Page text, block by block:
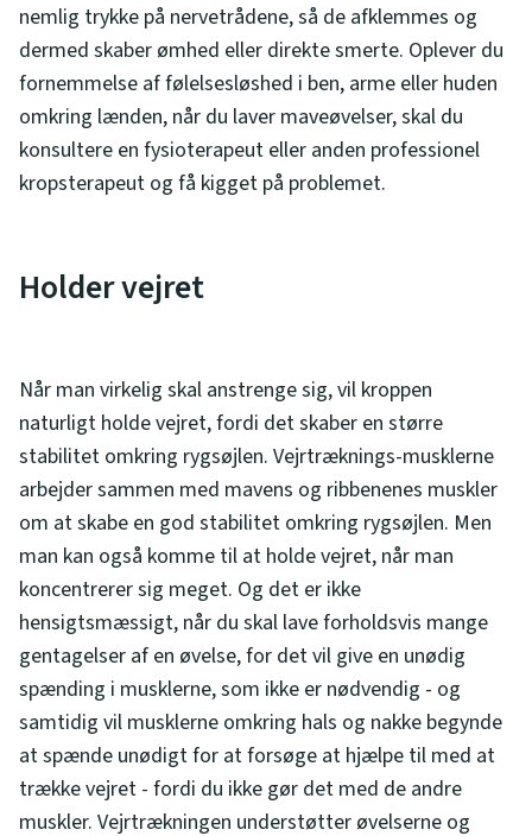
nemlig trykke på nervetrådene, så de afklemmes og
dermed skaber ømhed eller direkte smerte. Oplever du
fornemmelse af følelsesløshed i ben, arme eller huden
omkring lænden, når du laver maveøvelser, skal du
konsultere en fysioterapeut eller anden professionel
kropsterapeut og få kigget på problemet.
Holder vejret
Når man virkelig skal anstrenge sig, vil kroppen
naturligt holde vejret, fordi det skaber en større
stabilitet omkring rygsøjlen. Vejrtræknings-musklerne
arbejder sammen med mavens og ribbenenes muskler
om at skabe en god stabilitet omkring rygsøjlen. Men
man kan også komme til at holde vejret, når man
koncentrerer sig meget. Og det er ikke
hensigtsmæssigt, når du skal lave forholdsvis mange
gentagelser af en øvelse, for det vil give en unødig
spænding i musklerne, som ikke er nødvendig - og
samtidig vil musklerne omkring hals og nakke begynde
at spænde unødigt for at forsøge at hjælpe til med at
trække vejret - fordi du ikke gør det med de andre
muskler. Vejrtrækningen understøtter øvelserne og